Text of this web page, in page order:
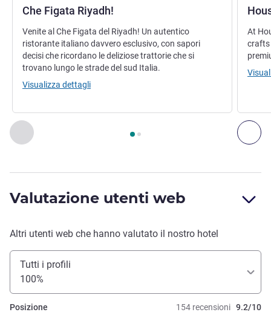
Precedente - Ristorante
Pagina , Ristorante 1 : Che Figata Riyadh! , Ristorante
Che Figata Riyadh!
Venite al Che Figata del Riyadh! Un autentico
ristorante italiano davvero esclusivo, con sapori
decisi che ricordano le deliziose trattorie che si
trovano lungo le strade del sud Italia.
Visualizza dettagli
At
crafts
Valutazione utenti web
Altri utenti web che hanno valutato il nostro hotel
Tutti i profili
100%
154 recensioni 9.2/10
Posizione